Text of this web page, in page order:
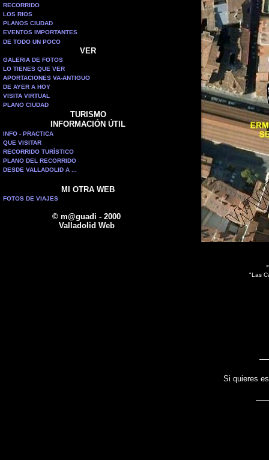
RECORRIDO
LOS RIOS
PLANOS CIUDAD
EVENTOS IMPORTANTES
DE TODO UN POCO
VER
GALERIA DE FOTOS
LO TIENES QUE VER
APORTACIONES VA-ANTIGUO
DE AYER A HOY
VISITA VIRTUAL
PLANO CIUDAD
TURISMO
INFORMACIÓN ÚTIL
INFO - PRACTICA
QUE VISITAR
RECORRIDO TURÍSTICO
PLANO DEL RECORRIDO
DESDE VALLADOLID A ...
MI OTRA WEB
FOTOS DE VIAJES
© m@guadi - 2000
Valladolid Web
"Las
Si quieres